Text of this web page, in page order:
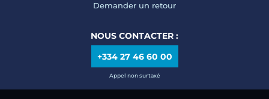
Demander un retour
NOUS CONTACTER :
+334 27 46 60 00
Appel non surtaxé